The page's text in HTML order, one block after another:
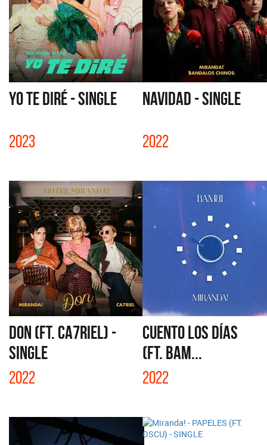
YO TE DIRÉ - SINGLE
2023
NAVIDAD - SINGLE
2022
DON (FT. CA7RIEL) -
SINGLE
2022
CUENTO LOS DÍAS
(FT. BAM...
2022